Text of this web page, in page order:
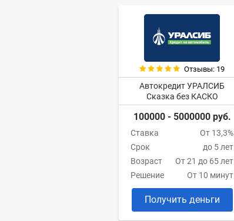
Отзывы: 19
Автокредит УРАЛСИБ
Сказка без КАСКО
100000 - 5000000 руб.
Ставка
От 13,3%
Срок
до 5 лет
Возраст
От 21 до 65 лет
Решение
От 10 минут
Получить деньги